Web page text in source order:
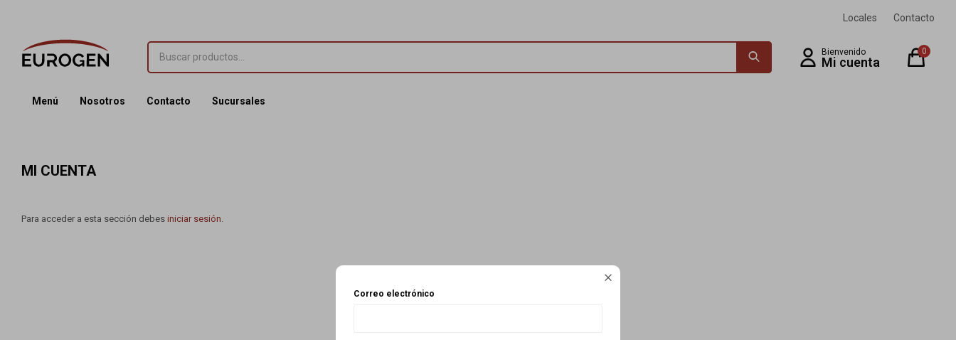

Correo electrónico
Menú Nosotros Contacto Sucursales
0
Locales Contacto
MI CUENTA
Para acceder a esta sección debes iniciar sesión.